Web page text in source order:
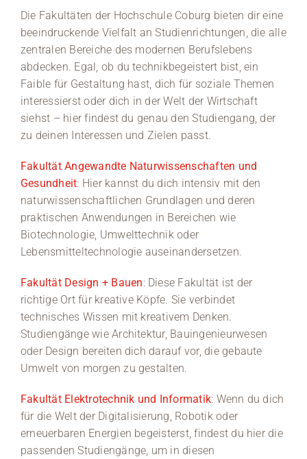
Medien
Stellenangebote
News
Veranstaltungen
Die Fakultäten der Hochschule Coburg bieten dir eine
beeindruckende Vielfalt an Studienrichtungen, die alle
zentralen Bereiche des modernen Berufslebens
abdecken. Egal, ob du technikbegeistert bist, ein
Faible für Gestaltung hast, dich für soziale Themen
interessierst oder dich in der Welt der Wirtschaft
siehst – hier findest du genau den Studiengang, der
zu deinen Interessen und Zielen passt.
Fakultät Angewandte Naturwissenschaften und
Gesundheit: Hier kannst du dich intensiv mit den
naturwissenschaftlichen Grundlagen und deren
praktischen Anwendungen in Bereichen wie
Biotechnologie, Umwelttechnik oder
Lebensmitteltechnologie auseinandersetzen.
Fakultät Design + Bauen: Diese Fakultät ist der
richtige Ort für kreative Köpfe. Sie verbindet
technisches Wissen mit kreativem Denken.
Studiengänge wie Architektur, Bauingenieurwesen
oder Design bereiten dich darauf vor, die gebaute
Umwelt von morgen zu gestalten.
Fakultät Elektrotechnik und Informatik: Wenn du dich
für die Welt der Digitalisierung, Robotik oder
erneuerbaren Energien begeisterst, findest du hier die
passenden Studiengänge, um in diesen